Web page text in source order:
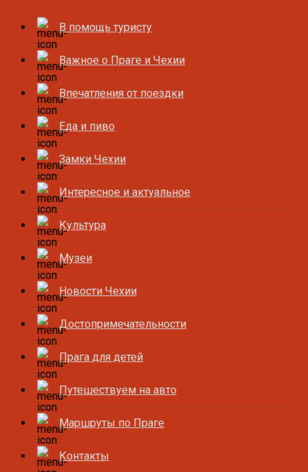
В помощь туристу
Важное о Праге и Чехии
Впечатления от поездки
Еда и пиво
Замки Чехии
Интересное и актуальное
Культура
Музеи
Новости Чехии
Достопримечательности
Прага для детей
Путешествуем на авто
Маршруты по Праге
Контакты